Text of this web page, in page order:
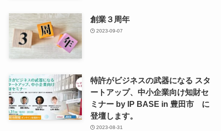
創業３周年
2023-09-07
特許がビジネスの武器になる スタ
ートアップ、中小企業向け知財セ
ミナー by IP BASE in 豊田市 に
登壇します。
2023-08-31